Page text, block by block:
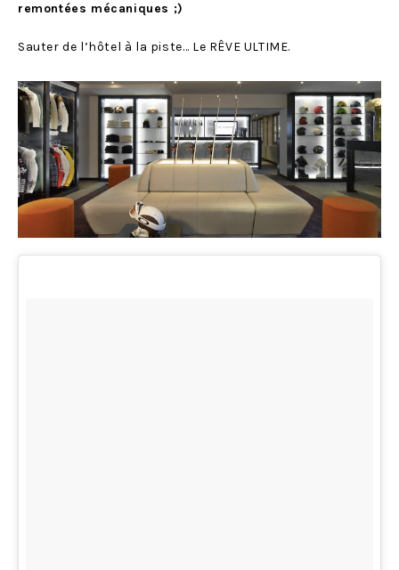
remontées mécaniques ;)
Sauter de l’hôtel à la piste… Le RÊVE ULTIME.